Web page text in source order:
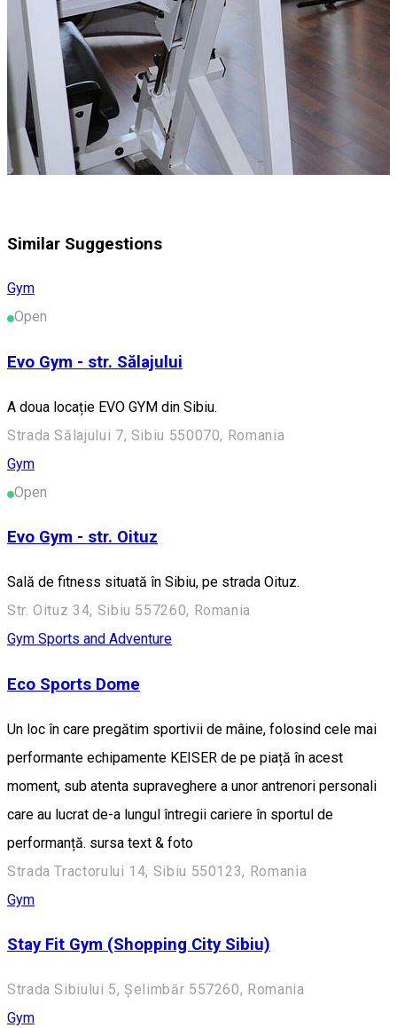
Similar Suggestions
Gym
Open
Evo Gym - str. Sălajului
A doua locație EVO GYM din Sibiu.
Strada Sălajului 7, Sibiu 550070, Romania
Gym
Open
Evo Gym - str. Oituz
Sală de fitness situată în Sibiu, pe strada Oituz.
Str. Oituz 34, Sibiu 557260, Romania
Gym Sports and Adventure
Eco Sports Dome
Un loc în care pregătim sportivii de mâine, folosind cele mai
performante echipamente KEISER de pe piață în acest
moment, sub atenta supraveghere a unor antrenori personali
care au lucrat de-a lungul întregii cariere în sportul de
performanță. sursa text & foto
Strada Tractorului 14, Sibiu 550123, Romania
Gym
Stay Fit Gym (Shopping City Sibiu)
Strada Sibiului 5, Șelimbăr 557260, Romania
Gym